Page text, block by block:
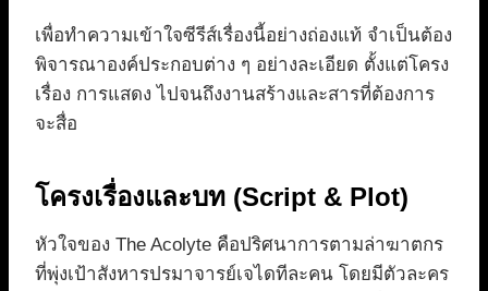
เพื่อทำความเข้าใจซีรีส์เรื่องนี้อย่างถ่องแท้ จำเป็นต้อง
พิจารณาองค์ประกอบต่าง ๆ อย่างละเอียด ตั้งแต่โครง
เรื่อง การแสดง ไปจนถึงงานสร้างและสารที่ต้องการ
จะสื่อ
โครงเรื่องและบท (Script & Plot)
หัวใจของ The Acolyte คือปริศนาการตามล่าฆาตกร
ที่พุ่งเป้าสังหารปรมาจารย์เจไดทีละคน โดยมีตัวละคร